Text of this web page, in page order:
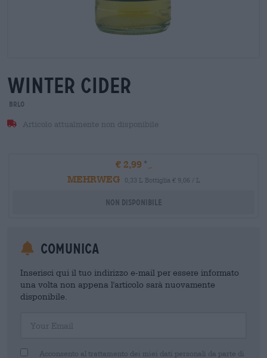
winter cider
BRLO
Articolo attualmente non disponibile
€ 2,99
MEHRWEG
0,33 L Bottiglia € 9,06 / L
Non disponibile
Comunica
Inserisci qui il tuo indirizzo e-mail per essere informato
una volta non appena l'articolo sarà nuovamente
disponibile.
Acconsento al trattamento dei miei dati personali da parte di